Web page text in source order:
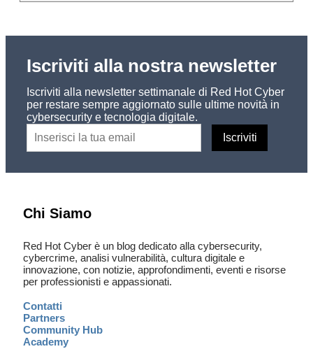
Iscriviti alla nostra newsletter
Iscriviti alla newsletter settimanale di Red Hot Cyber
per restare sempre aggiornato sulle ultime novità in
cybersecurity e tecnologia digitale.
Chi Siamo
Red Hot Cyber è un blog dedicato alla cybersecurity,
cybercrime, analisi vulnerabilità, cultura digitale e
innovazione, con notizie, approfondimenti, eventi e risorse
per professionisti e appassionati.
Contatti
Partners
Community Hub
Academy